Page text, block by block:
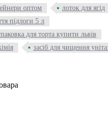
оптом
лоток для ягід
підлоги 5 л
для торта купити львів
засіб для чищення